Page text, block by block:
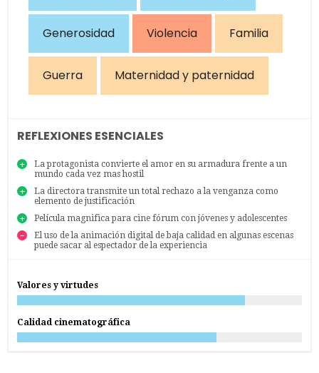
Generosidad Violencia Familia
Guerra Maternidad y paternidad
REFLEXIONES ESENCIALES
La protagonista convierte el amor en su armadura frente a un
mundo cada vez mas hostil
La directora transmite un total rechazo a la venganza como
elemento de justificación
Película magnifica para cine fórum con jóvenes y adolescentes
El uso de la animación digital de baja calidad en algunas escenas
puede sacar al espectador de la experiencia
Valores y virtudes
Calidad cinematográfica